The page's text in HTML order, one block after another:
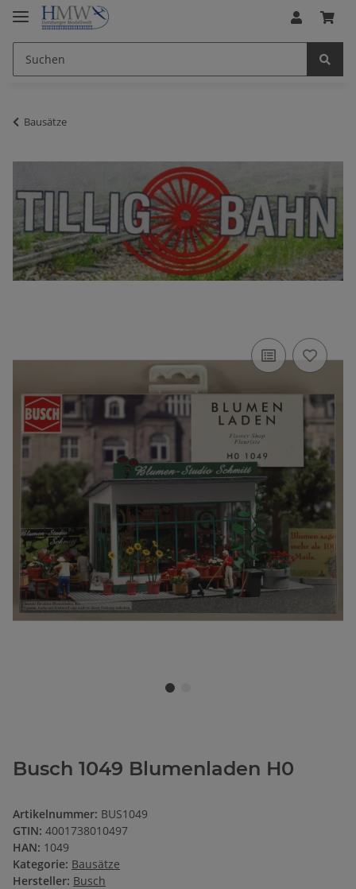
Bausätze
Busch 1049 Blumenladen H0
Artikelnummer: BUS1049
GTIN: 4001738010497
HAN: 1049
Kategorie: Bausätze
Hersteller: Busch